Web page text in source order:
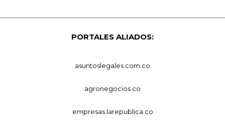
PORTALES ALIADOS:
asuntoslegales.com.co
agronegocios.co
empresas.larepublica.co